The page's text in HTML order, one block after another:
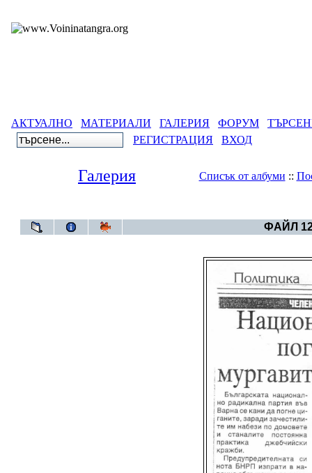
АКТУАЛНО МАТЕРИАЛИ ГАЛЕРИЯ ФОРУМ
РЕГИСТРАЦИЯ
ВХОД
Галерия Списък от албуми ::
ФАЙЛ